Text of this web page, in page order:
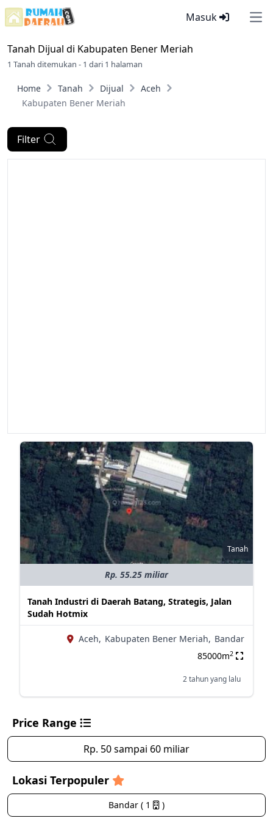
Masuk
Tanah Dijual di Kabupaten Bener Meriah
1 Tanah ditemukan - 1 dari 1 halaman
Home Tanah Dijual
Aceh
Kabupaten Bener Meriah
Filter
Tanah
Rp. 55.25 miliar
Tanah Industri di Daerah Batang, Strategis, Jalan
Sudah Hotmix
Aceh, Kabupaten Bener Meriah, Bandar
85000m2
2 tahun yang lalu
Price Range
Rp. 50 sampai 60 miliar
Lokasi Terpopuler
Bandar ( 1 )